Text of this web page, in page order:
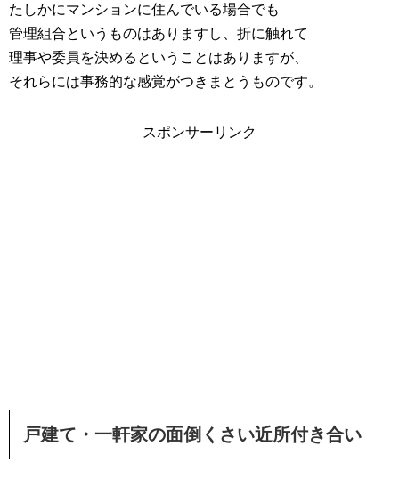
たしかにマンションに住んでいる場合でも
管理組合というものはありますし、折に触れて
理事や委員を決めるということはありますが、
それらには事務的な感覚がつきまとうものです。
スポンサーリンク
戸建て・一軒家の面倒くさい近所付き合い